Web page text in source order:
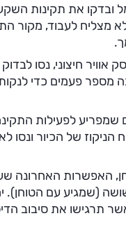
את תקינות השקע
מצליח לעבוד, מקור
חיצוני, נסו
מספר פעמים כדי
שמפריע לפעילות
של הכיור ונסו
האפשרות האחרונה
(שמגיע עם הטוחן).
תרגישו את סיבוב